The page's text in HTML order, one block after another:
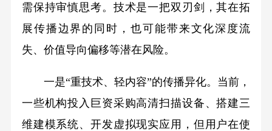
需保持审慎思考。技术是一把双刃剑，其在拓
展传播边界的同时，也可能带来文化深度流
失、价值导向偏移等潜在风险。
一是“重技术、轻内容”的传播异化。当前，
一些机构投入巨资采购高清扫描设备、搭建三
维建模系统、开发虚拟现实应用，但用户在使